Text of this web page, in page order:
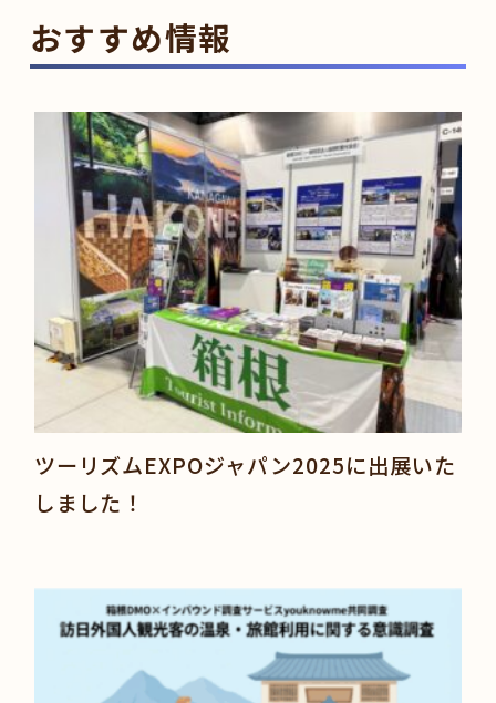
おすすめ情報
ツーリズムEXPOジャパン2025に出展いた
しました！